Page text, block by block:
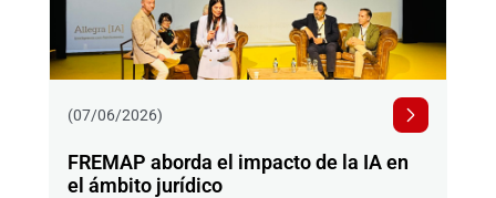
(07/06/2026)
FREMAP aborda el impacto de la IA en
el ámbito jurídico